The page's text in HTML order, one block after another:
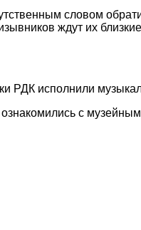
словом
ждут их
РДК исполнили
с